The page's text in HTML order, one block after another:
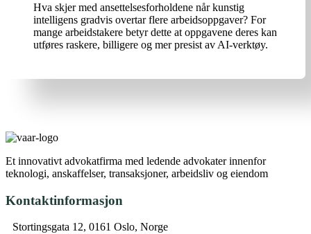
Hva skjer med ansettelsesforholdene når kunstig
intelligens gradvis overtar flere arbeidsoppgaver? For
mange arbeidstakere betyr dette at oppgavene deres kan
utføres raskere, billigere og mer presist av AI-verktøy.
Et innovativt advokatfirma med ledende advokater innenfor
teknologi, anskaffelser, transaksjoner, arbeidsliv og eiendom
Kontaktinformasjon
Stortingsgata 12, 0161 Oslo, Norge